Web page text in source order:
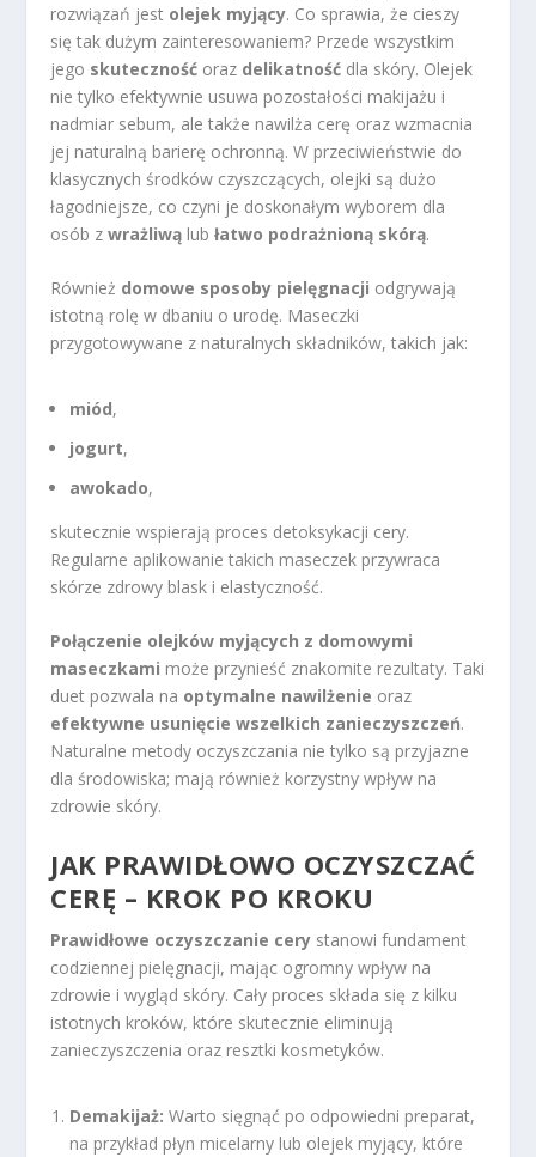
rozwiązań jest olejek myjący. Co sprawia, że cieszy
się tak dużym zainteresowaniem? Przede wszystkim
jego skuteczność oraz delikatność dla skóry. Olejek
nie tylko efektywnie usuwa pozostałości makijażu i
nadmiar sebum, ale także nawilża cerę oraz wzmacnia
jej naturalną barierę ochronną. W przeciwieństwie do
klasycznych środków czyszczących, olejki są dużo
łagodniejsze, co czyni je doskonałym wyborem dla
osób zwrażliwą lubłatwo podrażnioną skórą.
Również domowe sposoby pielęgnacji odgrywają
istotną rolę w dbaniu o urodę. Maseczki
przygotowywane z naturalnych składników, takich jak:
miód,
jogurt,
awokado,
skutecznie wspierają proces detoksykacji cery.
Regularne aplikowanie takich maseczek przywraca
skórze zdrowy blask i elastyczność.
Połączenie olejków myjących z domowymi
maseczkami może przynieść znakomite rezultaty. Taki
duet pozwala na optymalne nawilżenie oraz
efektywne usunięcie wszelkich zanieczyszczeń.
Naturalne metody oczyszczania nie tylko są przyjazne
dla środowiska; mają również korzystny wpływ na
zdrowie skóry.
JAK PRAWIDŁOWO OCZYSZCZAĆ
CERĘ – KROK PO KROKU
Prawidłowe oczyszczanie cery stanowi fundament
codziennej pielęgnacji, mając ogromny wpływ na
zdrowie i wygląd skóry. Cały proces składa się z kilku
istotnych kroków, które skutecznie eliminują
zanieczyszczenia oraz resztki kosmetyków.
Demakijaż: Warto sięgnąć po odpowiedni preparat,
na przykład płyn micelarny lub olejek myjący, które